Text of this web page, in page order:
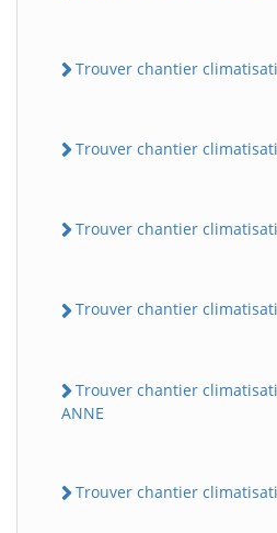
Trouver chantier
Trouver chantier
Trouver chantier
Trouver chantier
Trouver chantier
ANNE
Trouver chantier